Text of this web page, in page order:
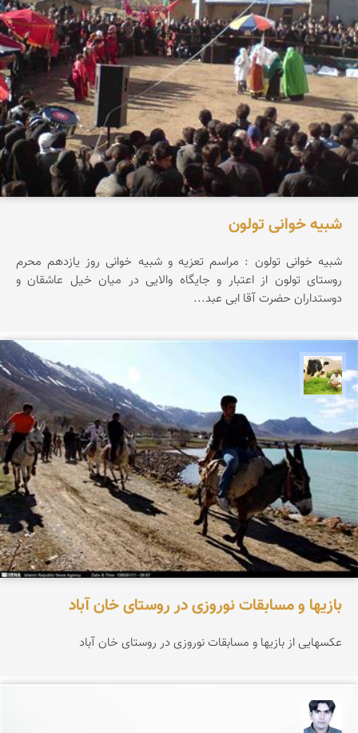
شبیه خوانی تولون
شبیه خوانی تولون : مراسم تعزیه و شبیه خوانی روز یازدهم محرم
روستای تولون از اعتبار و جایگاه والایی در میان خیل عاشقان و
دوستداران حضرت آقا ابی عبد...
بازیها و مسابقات نوروزی در روستای خان آباد
عکسهایی از بازیها و مسابقات نوروزی در روستای خان آباد